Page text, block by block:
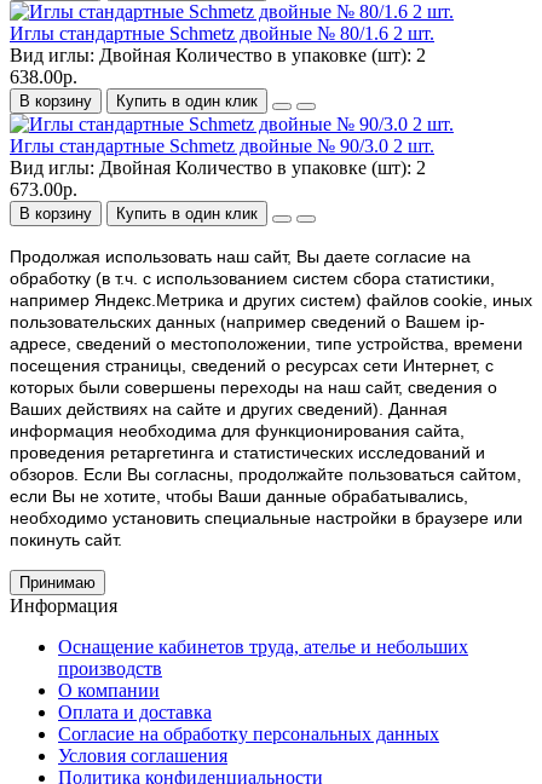
Иглы стандартные Schmetz двойные № 80/1.6 2 шт.
Вид иглы: Двойная Количество в упаковке (шт): 2
638.00р.
В корзину Купить в один клик
Иглы стандартные Schmetz двойные № 90/3.0 2 шт.
Вид иглы: Двойная Количество в упаковке (шт): 2
673.00р.
В корзину Купить в один клик
Продолжая использовать наш cайт, Вы даете согласие на
обработку (в т.ч. с использованием систем сбора статистики,
например Яндекс.Метрика и других систем) файлов cookie, иных
пользовательских данных (например сведений о Вашем ip-
адресе, сведений о местоположении, типе устройства, времени
посещения страницы, сведений о ресурсах сети Интернет, с
которых были совершены переходы на наш сайт, сведения о
Ваших действиях на сайте и других сведений). Данная
информация необходима для функционирования сайта,
проведения ретаргетинга и статистических исследований и
обзоров. Если Вы согласны, продолжайте пользоваться сайтом,
если Вы не хотите, чтобы Ваши данные обрабатывались,
необходимо установить специальные настройки в браузере или
покинуть сайт.
Принимаю
Информация
Оснащение кабинетов труда, ателье и небольших
производств
О компании
Оплата и доставка
Согласие на обработку персональных данных
Условия соглашения
Политика конфиденциальности